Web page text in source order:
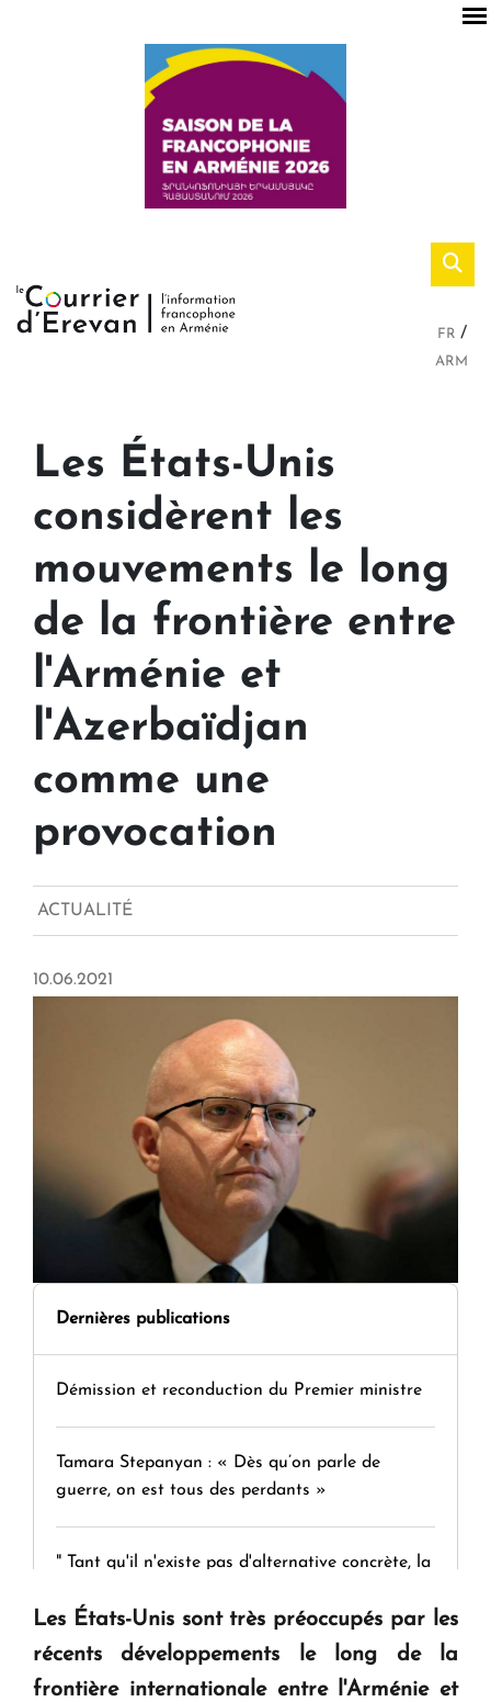
FR
ARM
Les États-Unis
considèrent les
mouvements le long
de la frontière entre
l'Arménie et
l'Azerbaïdjan
comme une
provocation
ACTUALITÉ
10.06.2021
Dernières publications
Démission et reconduction du Premier ministre
Tamara Stepanyan : « Dès qu’on parle de
guerre, on est tous des perdants »
" Tant qu'il n'existe pas d'alternative concrète, la
KASA : 30 ans d'audace, de résilience et d'avenir
en Arménie
Les États-Unis sont très préoccupés par les
récents développements le long de la
frontière internationale entre l'Arménie et